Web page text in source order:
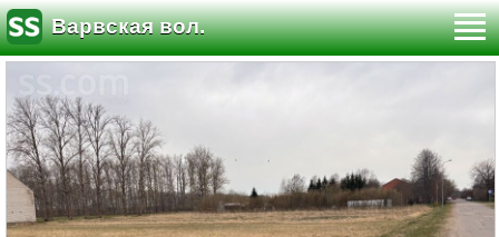
Варвская вол.